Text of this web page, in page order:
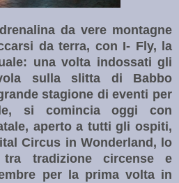
da vere montagne
da terra, con I- Fly, la
una volta indossati gli
sulla slitta di Babbo
stagione di eventi per
si comincia oggi con
aperto a tutti gli ospiti,
Circus in Wonderland, lo
tra tradizione circense e
per la prima volta in